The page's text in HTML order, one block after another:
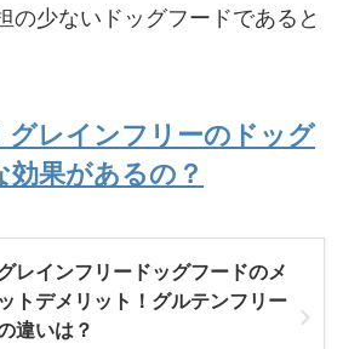
の少ないドッグフードであると
グレインフリーのドッグ
果があるの？
レインフリードッグフードのメ
トデメリット！グルテンフリー
違いは？